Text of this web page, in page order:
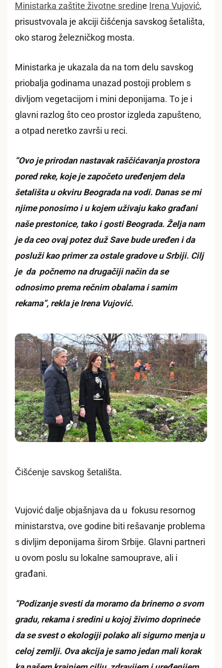
Ministarka zaštite životne sredine Irena Vujović,
prisustvovala je akciji čišćenja savskog šetališta,
oko starog železničkog mosta.
Ministarka je ukazala da na tom delu savskog
priobalja godinama unazad postoji problem s
divljom vegetacijom i mini deponijama. To je i
glavni razlog što ceo prostor izgleda zapušteno,
a otpad neretko završi u reci.
“Ovo je prirodan nastavak raščićavanja prostora
pored reke, koje je započeto uređenjem dela
šetališta u okviru Beograda na vodi. Danas se mi
njime ponosimo i u kojem uživaju kako građani
naše prestonice, tako i gosti Beograda. Želja nam
je da ceo ovaj potez duž Save bude uređen i da
posluži kao primer za ostale gradove u Srbiji. Cilj
je da počnemo na drugačiji način da se
odnosimo prema rečnim obalama i samim
rekama”, rekla je Irena Vujović.
Čišćenje savskog šetališta.
Vujović dalje objašnjava da u fokusu resornog
ministarstva, ove godine biti rešavanje problema
s divljim deponijama širom Srbije. Glavni partneri
u ovom poslu su lokalne samouprave, ali i
građani.
“Podizanje svesti da moramo da brinemo o svom
gradu, rekama i sredini u kojoj živimo doprineće
da se svest o ekologiji polako ali sigurno menja u
celoj zemlji. Ova akcija je samo jedan mali korak